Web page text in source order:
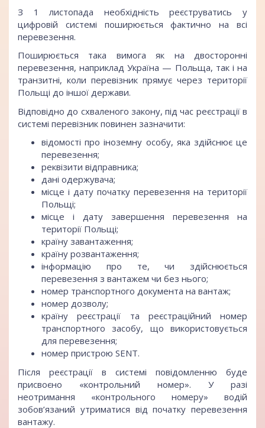
З 1 листопада необхідність реєструватись у
цифровій системі поширюється фактично на всі
перевезення.
Поширюється така вимога як на двосторонні
перевезення, наприклад Україна — Польща, так і на
транзитні, коли перевізник прямує через території
Польщі до іншої держави.
Відповідно до схваленого закону, під час реєстрації в
системі перевізник повинен зазначити:
відомості про іноземну особу, яка здійснює це
перевезення;
реквізити відправника;
дані одержувача;
місце і дату початку перевезення на території
Польщі;
місце і дату завершення перевезення на
території Польщі;
країну завантаження;
країну розвантаження;
інформацію про те, чи здійснюється
перевезення з вантажем чи без нього;
номер транспортного документа на вантаж;
номер дозволу;
країну реєстрації та реєстраційний номер
транспортного засобу, що використовується
для перевезення;
номер пристрою SENT.
Після реєстрації в системі повідомленню буде
присвоєно «контрольний номер». У разі
неотримання «контрольного номеру» водій
зобов’язаний утриматися від початку перевезення
вантажу.